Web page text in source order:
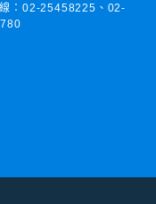
：02-25458225、 02-